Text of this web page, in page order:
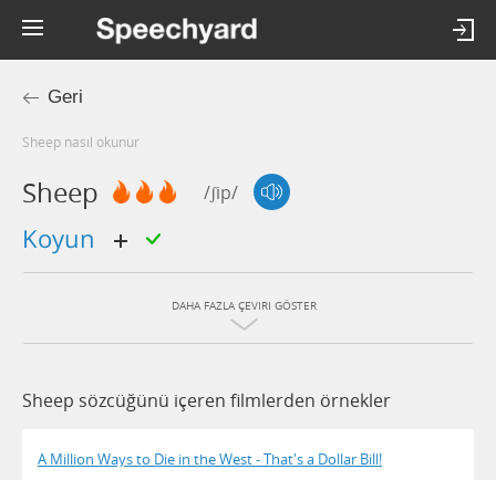
Geri
sheep nasıl okunur
Sheep /ʃip/
koyun
DAHA FAZLA ÇEVIRI GÖSTER
Sheep sözcüğünü içeren filmlerden örnekler
A Million Ways to Die in the West - That's a Dollar Bill!